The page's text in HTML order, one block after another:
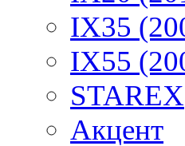
IX35
IX55
STAREX
Акцент